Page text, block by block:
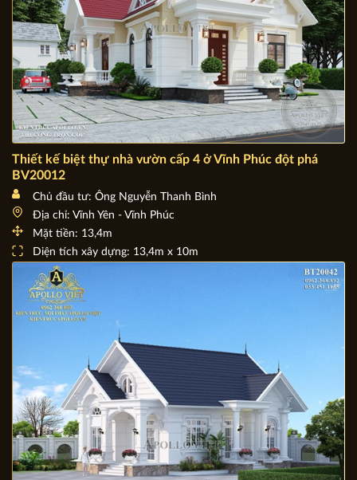
Thiết kế biệt thự nhà vườn cấp 4 ở Vĩnh Phúc đột phá
BV20012
Chủ đầu tư: Ông Nguyễn Thanh Bình
Địa chỉ: Vĩnh Yên - Vĩnh Phúc
Mặt tiền: 13,4m
Diện tích xây dựng: 13,4m x 10m